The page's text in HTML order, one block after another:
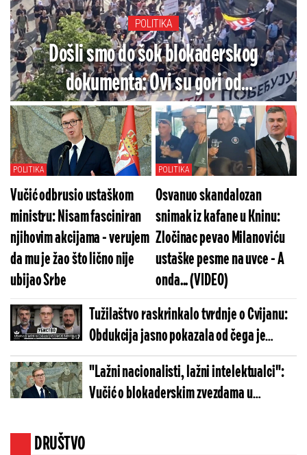
POLITIKA
Došli smo do šok blokaderskog
dokumenta: Ovi su gori od
komunističkih komesara (FOTO)
POLITIKA
Vučić odbrusio ustaškom
ministru: Nisam fasciniran
njihovim akcijama - verujem
da mu je žao što lično nije
ubijao Srbe
POLITIKA
Osvanuo skandalozan
snimak iz kafane u Kninu:
Zločinac pevao Milanoviću
ustaške pesme na uvce - A
onda... (VIDEO)
Tužilaštvo raskrinkalo tvrdnje o Cvijanu:
Obdukcija jasno pokazala od čega je
preminuo
"Lažni nacionalisti, lažni intelektualci":
Vučić o blokaderskim zvezdama u
DRUŠTVO